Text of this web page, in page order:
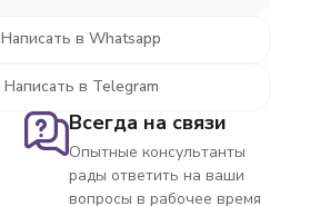
Написать в Whatsapp
Написать в Telegram
Всегда на связи
Опытные консультанты
рады ответить на ваши
вопросы в рабочее время